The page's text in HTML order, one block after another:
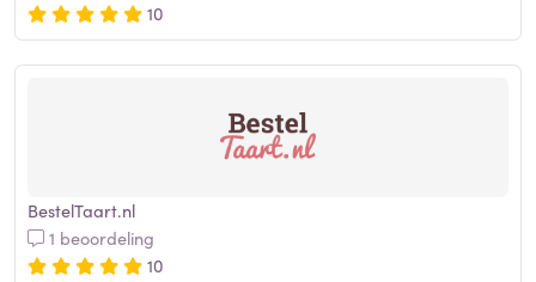
10
BestelTaart.nl
1 beoordeling
10